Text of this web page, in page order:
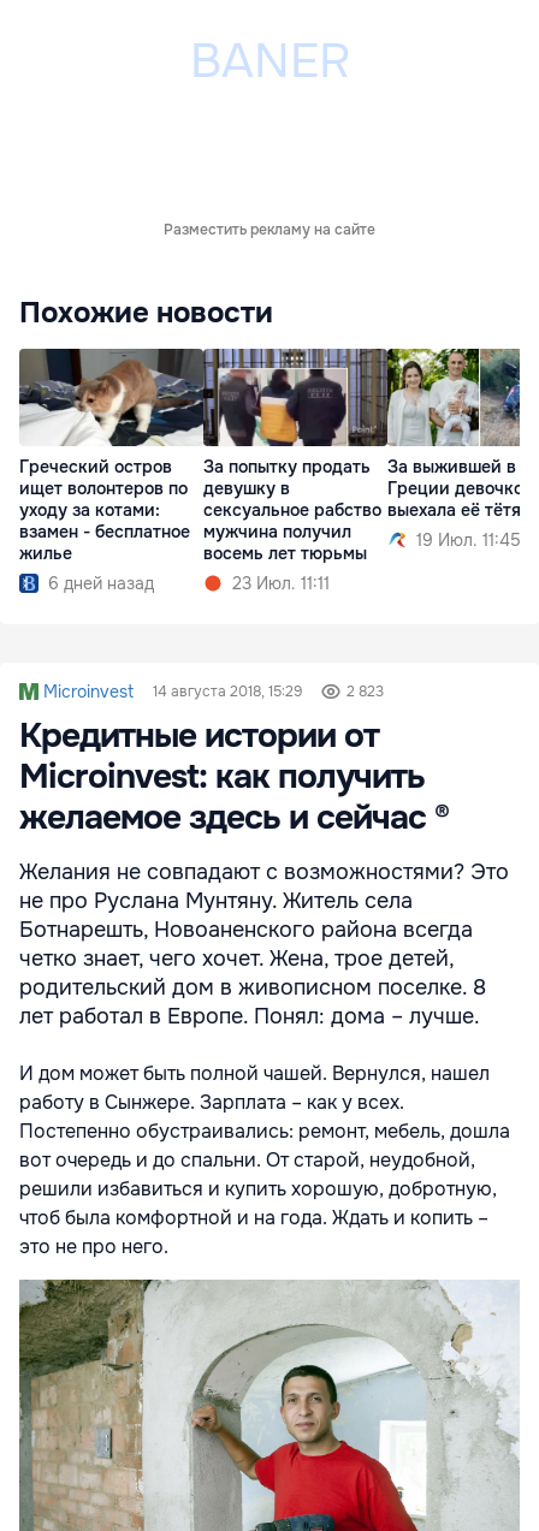
Разместить рекламу на сайте
Похожие новости
Греческий остров
ищет волонтеров по
уходу за котами:
взамен - бесплатное
жилье
6 дней назад
За попытку продать
девушку в
сексуальное рабство
мужчина получил
восемь лет тюрьмы
23 Июл. 11:11
За выжившей в
Греции девочкой
выехала её тётя
19 Июл. 11:45
Microinvest 14 августа 2018, 15:29 2 823
Кредитные истории от
Microinvest: как получить
желаемое здесь и сейчас ®
Желания не совпадают с возможностями? Это
не про Руслана Мунтяну. Житель села
Ботнарешть, Новоаненского района всегда
четко знает, чего хочет. Жена, трое детей,
родительский дом в живописном поселке. 8
лет работал в Европе. Понял: дома – лучше.
И дом может быть полной чашей. Вернулся, нашел
работу в Сынжере. Зарплата – как у всех.
Постепенно обустраивались: ремонт, мебель, дошла
вот очередь и до спальни. От старой, неудобной,
решили избавиться и купить хорошую, добротную,
чтоб была комфортной и на года. Ждать и копить –
это не про него.